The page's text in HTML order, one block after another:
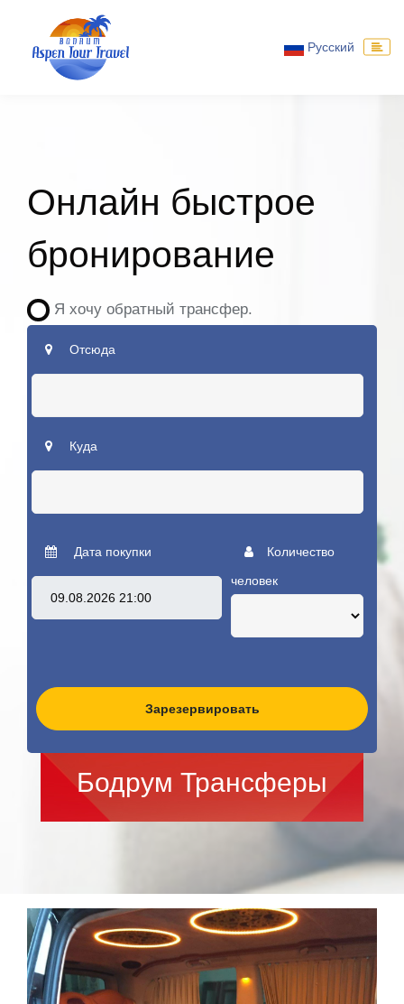
Русский
Онлайн быстрое
бронирование
Я хочу обратный трансфер.
Отсюда
Куда
Дата покупки
Количество
человек
Зарезервировать
Бодрум Трансферы